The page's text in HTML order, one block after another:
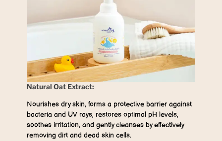
Natural Oat Extract:
Nourishes dry skin, forms a protective barrier against
bacteria and UV rays, restores optimal pH levels,
soothes irritation, and gently cleanses by effectively
removing dirt and dead skin cells.